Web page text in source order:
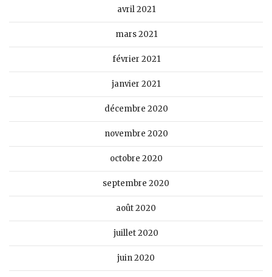
avril 2021
mars 2021
février 2021
janvier 2021
décembre 2020
novembre 2020
octobre 2020
septembre 2020
août 2020
juillet 2020
juin 2020